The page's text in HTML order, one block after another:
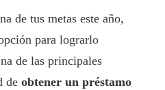
de tus metas este año,
para lograrlo
de las principales
de obtener un préstamo